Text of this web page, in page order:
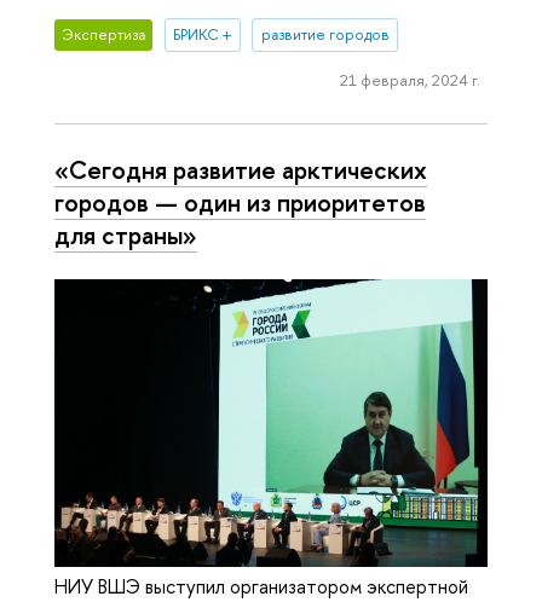
Экспертиза БРИКС + развитие городов
21 февраля, 2024 г.
«Сегодня развитие арктических
городов — один из приоритетов
для страны»
НИУ ВШЭ выступил организатором экспертной